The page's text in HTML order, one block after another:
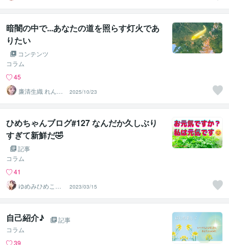
☆願望実現コー
チ
暗闇の中で...あなたの道を照らす灯火であ
りたい
コンテンツ
コラム
45
廉清生織 れんせ
い さき
2025/10/23
ひめちゃんブログ#127 なんだか久しぶり
すぎて新鮮だ🤣
記事
コラム
41
ゆめみひめこ☘
隣のひめこさん
2023/03/15
自己紹介♪
記事
コラム
39